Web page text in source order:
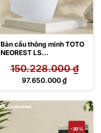
Bàn cầu thông minh TOTO
NEOREST LS
GAA#NW1/T53P100VR
150.228.000₫
Giá
150.228.000 ₫.
97.650.000₫
Giá
97.650.000 ₫.
-30%